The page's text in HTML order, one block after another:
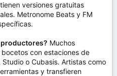
versiones gratuitas
Metronome Beats y FM
productores? Muchos
con estaciones de
o Cubasis. Artistas como
y transfieren